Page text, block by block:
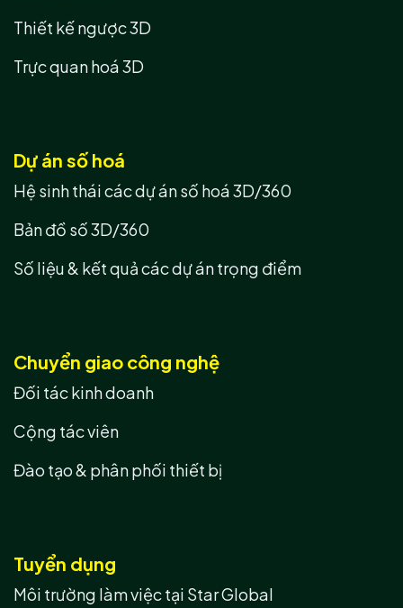
Thiết kế ngược 3D
Trực quan hoá 3D
Dự án số hoá
Hệ sinh thái các dự án số hoá 3D/360
Bản đồ số 3D/360
Số liệu & kết quả các dự án trọng điểm
Chuyển giao công nghệ
Đối tác kinh doanh
Cộng tác viên
Đào tạo & phân phối thiết bị
Tuyển dụng
Môi trường làm việc tại Star Global